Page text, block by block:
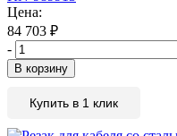
Цена:
84 703 ₽
-
В корзину
Купить в 1 клик